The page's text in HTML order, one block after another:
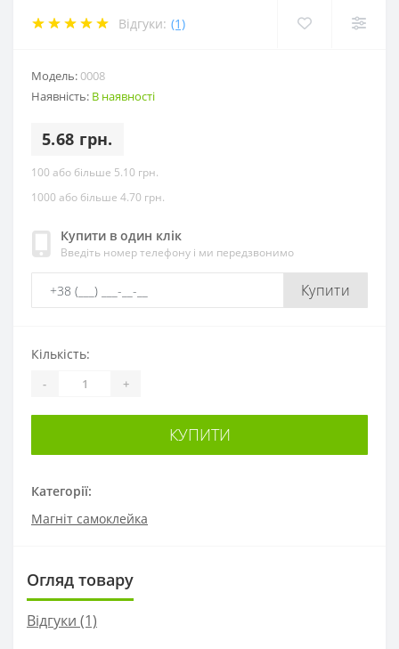
Відгуки: (1)
Модель:0008
Наявність: В наявності
5.68 грн.
100 або більше 5.10 грн.
1000 або більше 4.70 грн.
Купити в один клік
Введіть номер телефону і ми передзвонимо
Купити
Категорії:
Магніт самоклейка
Кількість:
- +
КУПИТИ
Огляд товару
Відгуки (1)